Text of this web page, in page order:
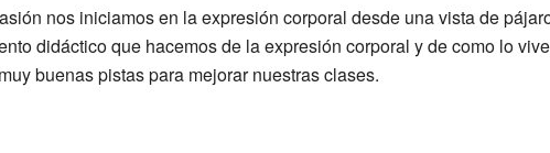
nos iniciamos en la expresión corporal desde una vista de
didáctico que hacemos de la expresión corporal y de como lo
buenas pistas para mejorar nuestras clases.